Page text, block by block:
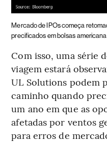
Mercado de IPOs começa
precificados em bolsas
Com isso, uma série
viagem estará
UL Solutions podem
caminho quando
um ano em que as
afetadas por ventos
para erros de